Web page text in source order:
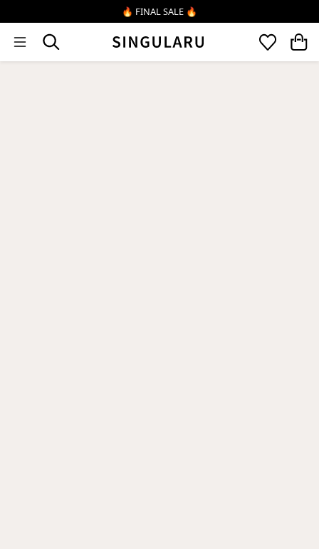
Ir directamente al contenido🔥 FINAL SALE 🔥
1×